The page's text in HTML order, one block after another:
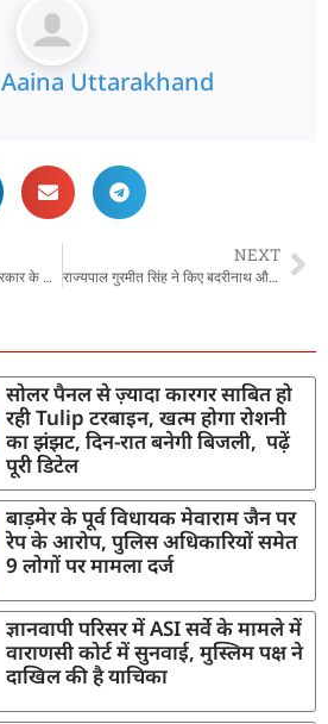
Aaina Uttarakhand
पश्चिम बंगाल की नवनिर्वाचित सरकार के शपथ ग्रहण समारोह में शामिल हुये सीएम धामी
NEXT
राज्यपाल गुरमीत सिंह ने किए बदरीनाथ और केदारनाथ धाम के दर्शन, यात्रा व्यवस्थाओं का लिया जायजा
सोलर पैनल से ज़्यादा कारगर साबित हो
रही Tulip टरबाइन, खत्म होगा रोशनी
का झंझट, दिन-रात बनेगी बिजली, पढ़ें
पूरी डिटेल
बाड़मेर के पूर्व विधायक मेवाराम जैन पर
रेप के आरोप, पुलिस अधिकारियों समेत
9 लोगों पर मामला दर्ज
ज्ञानवापी परिसर में ASI सर्वे के मामले में
वाराणसी कोर्ट में सुनवाई, मुस्लिम पक्ष ने
दाखिल की है याचिका